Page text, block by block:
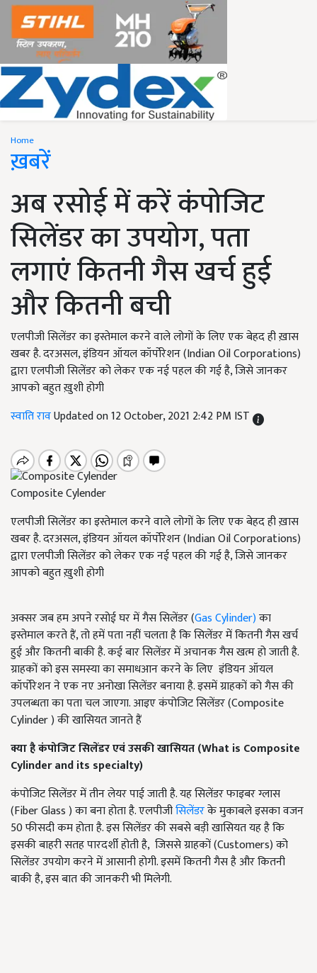
Home
ख़बरें
अब रसोई में करें कंपोजिट
सिलेंडर का उपयोग, पता
लगाएं कितनी गैस खर्च हुई
और कितनी बची
एलपीजी सिलेंडर का इस्तेमाल करने वाले लोगों के लिए एक बेहद ही ख़ास
खबर है. दरअसल, इंडियन ऑयल कॉर्पोरेशन (Indian Oil Corporations)
द्वारा एलपीजी सिलेंडर को लेकर एक नई पहल की गई है, जिसे जानकर
आपको बहुत ख़ुशी होगी
स्वाति रावUpdated on 12 October, 2021 2:42 PM IST
Composite Cylender
एलपीजी सिलेंडर का इस्तेमाल करने वाले लोगों के लिए एक बेहद ही ख़ास
खबर है. दरअसल, इंडियन ऑयल कॉर्पोरेशन (Indian Oil Corporations)
द्वारा एलपीजी सिलेंडर को लेकर एक नई पहल की गई है, जिसे जानकर
आपको बहुत ख़ुशी होगी
अक्सर जब हम अपने रसोई घर में गैस सिलेंडर (Gas Cylinder)का
इस्तेमाल करते हैं, तो हमें पता नहीं चलता है कि सिलेंडर में कितनी गैस खर्च
हुई और कितनी बाकी है. कई बार सिलेंडर में अचानक गैस खत्म हो जाती है.
ग्राहकों को इस समस्या का समाधआन करने के लिए इंडियन ऑयल
कॉर्पोरेशन ने एक नए अनोखा सिलेंडर बनाया है. इसमें ग्राहकों को गैस की
उपलब्धता का पता चल जाएगा. आइए कंपोजिट सिलेंडर (Composite
Cylinder ) की खासियत जानते हैं
क्या है कंपोजिट सिलेंडर एवं उसकी खासियत(What is Composite
Cylinder and its specialty)
कंपोजिट सिलेंडर में तीन लेयर पाई जाती है. यह सिलेंडर फाइबर ग्लास
(Fiber Glass ) का बना होता है. एलपीजीसिलेंडरके मुकाबले इसका वजन
50 फीसदी कम होता है. इस सिलेंडर की सबसे बड़ी खासियत यह है कि
इसकी बाहरी सतह पारदर्शी होती है, जिससे ग्राहकों (Customers) को
सिलेंडर उपयोग करने में आसानी होगी. इसमें कितनी गैस है और कितनी
बाकी है, इस बात की जानकरी भी मिलेगी.